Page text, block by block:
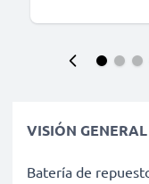
VISIÓN GENERAL
Batería de